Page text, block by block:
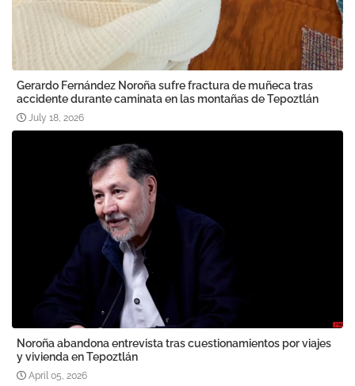
Gerardo Fernández Noroña sufre fractura de muñeca tras
accidente durante caminata en las montañas de Tepoztlán
July 18, 2026
Noroña abandona entrevista tras cuestionamientos por viajes
y vivienda en Tepoztlán
April 05, 2026